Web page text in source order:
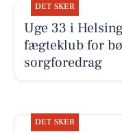
DET SKER
Uge 33 i
fægteklub for
sorgforedrag
DET SKER